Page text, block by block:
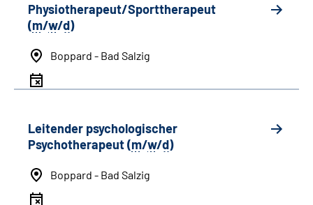
Physiotherapeut/Sporttherapeut
(m/w/d)
Boppard - Bad Salzig
Leitender psychologischer
Psychotherapeut (m/w/d)
Boppard - Bad Salzig